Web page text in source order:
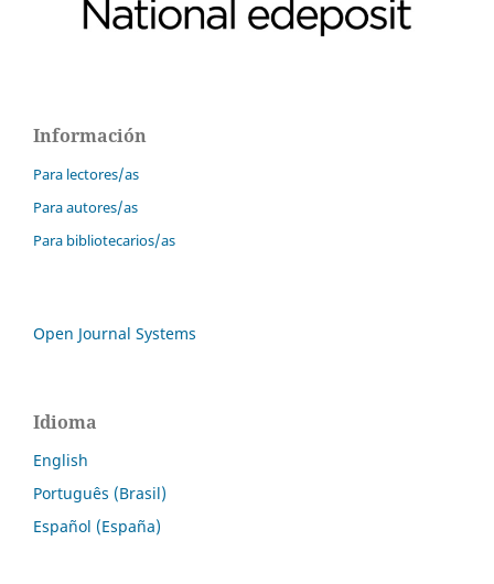
Información
Para lectores/as
Para autores/as
Para bibliotecarios/as
Open Journal Systems
Idioma
English
Português (Brasil)
Español (España)